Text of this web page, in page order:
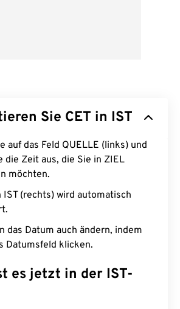
Sie CET in IST
auf das Feld QUELLE (links) und
die Zeit aus, die Sie in ZIEL
möchten.
IST (rechts) wird automatisch
das Datum auch ändern, indem
Datumsfeld klicken.
es jetzt in der IST-